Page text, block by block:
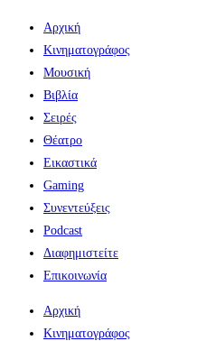
Αρχική
Κινηματογράφος
Μουσική
Βιβλία
Σειρές
Θέατρο
Εικαστικά
Gaming
Συνεντεύξεις
Podcast
Διαφημιστείτε
Επικοινωνία
Αρχική
Κινηματογράφος